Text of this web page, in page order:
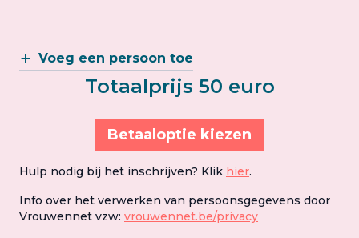
Voeg een persoon toe
Totaalprijs 50 euro
Betaaloptie kiezen
Hulp nodig bij het inschrijven? Klik hier.
Info over het verwerken van persoonsgegevens door
Vrouwennet vzw: vrouwennet.be/privacy